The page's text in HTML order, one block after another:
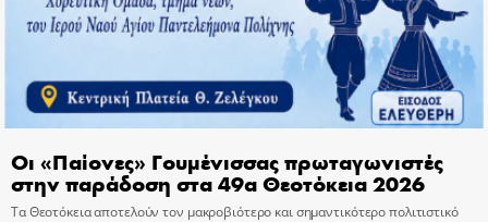
Οι «Παίονες» Γουμένισσας πρωταγωνιστές
στην παράδοση στα 49α Θεοτόκεια 2026
Τα Θεοτόκεια αποτελούν τον μακροβιότερο και σημαντικότερο πολιτιστικό